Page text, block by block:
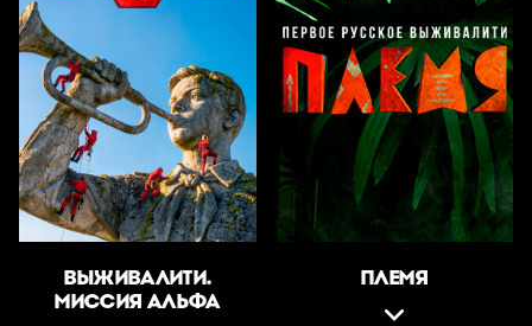
ВЫЖИВАЛИТИ.
МИССИЯ АЛЬФА
ПЛЕМЯ